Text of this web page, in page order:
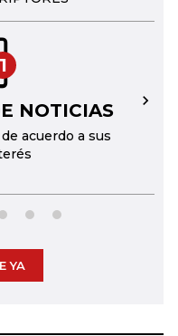
1
NOTICIAS
acuerdo a sus
→
YA